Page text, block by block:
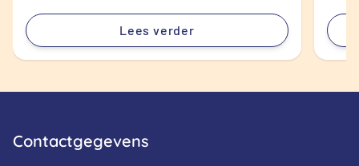
Een groene uitvaart is allang geen
uitzondering meer. Het is een keuze die
Wat is een groene uitvaart? Een groene
Lees verder
Contactgegevens